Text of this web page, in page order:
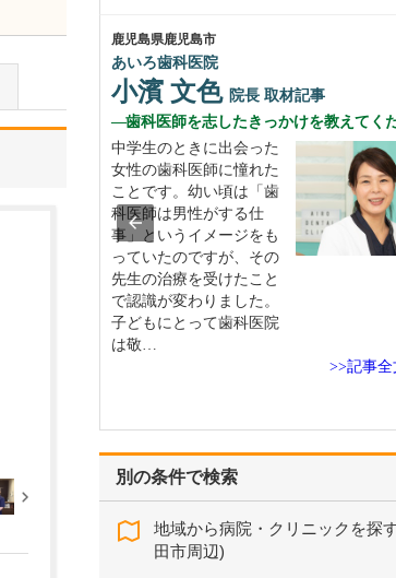
別の条件で検索
地域から病院・クリニックを探
田市周辺)
鹿児島県鹿児島市
あいろ歯科医院
小濱 文色 院長 取材記事
歯科医師を志したきっかけを教えてくだ
中学生のときに出会った
女性の歯科医師に憧れた
ことです。幼い頃は「歯
科医師は男性がする仕
事」というイメージをも
っていたのですが、その
先生の治療を受けたこと
で認識が変わりました。
子どもにとって歯科医院
は敬…
>>記事